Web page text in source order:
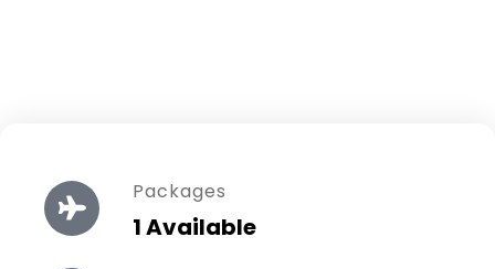
Packages
1 Available